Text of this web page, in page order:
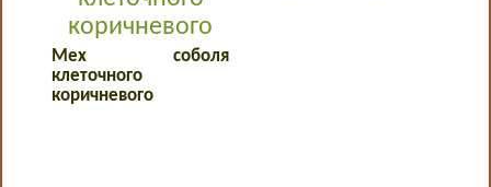
коричневого
Мех соболя
клеточного
коричневого